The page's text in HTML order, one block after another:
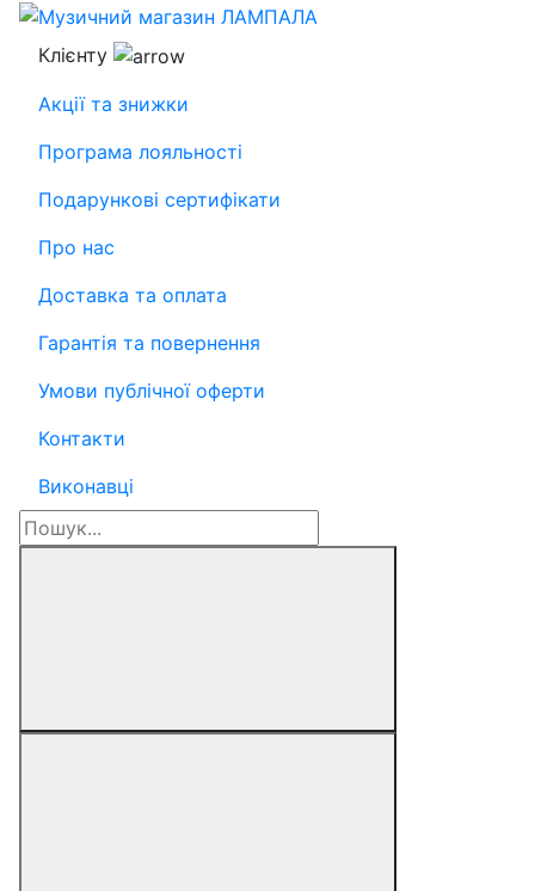
Клієнту
Акції та знижки
Програма лояльності
Подарункові сертифікати
Про нас
Доставка та оплата
Гарантія та повернення
Умови публічної оферти
Контакти
Виконавці